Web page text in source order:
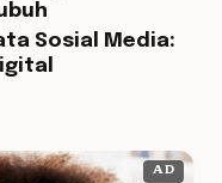
Sosial Media:
AD